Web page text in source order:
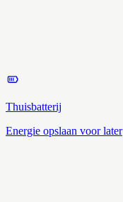
Thuisbatterij
Energie opslaan voor later